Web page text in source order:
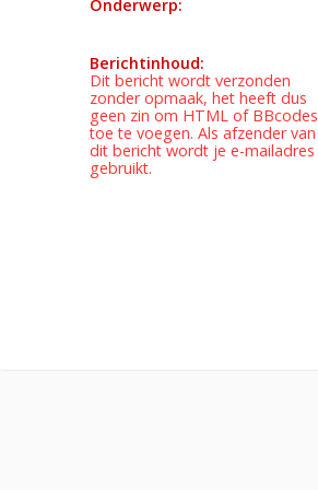
Onderwerp:
Berichtinhoud:
Dit bericht wordt verzonden
zonder opmaak, het heeft dus
geen zin om HTML of BBcodes
toe te voegen. Als afzender van
dit bericht wordt je e-mailadres
gebruikt.